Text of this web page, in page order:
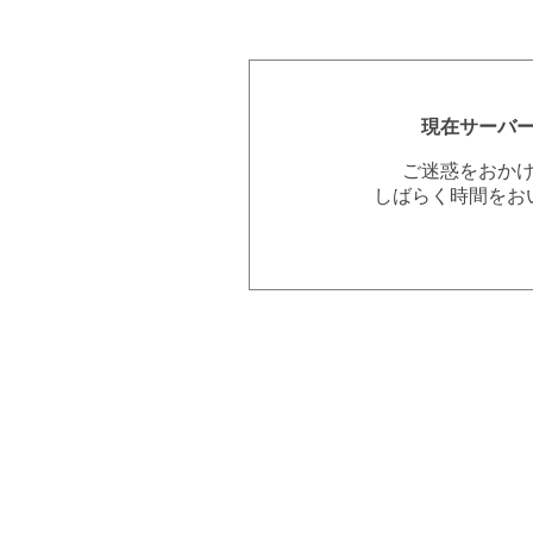
現在サーバ
ご迷惑をおか
しばらく時間を